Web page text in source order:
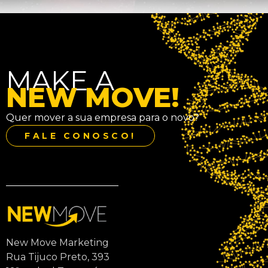
MAKE A
NEW MOVE!
Quer mover a sua empresa para o novo?
FALE CONOSCO!
New Move Marketing
Rua Tijuco Preto, 393